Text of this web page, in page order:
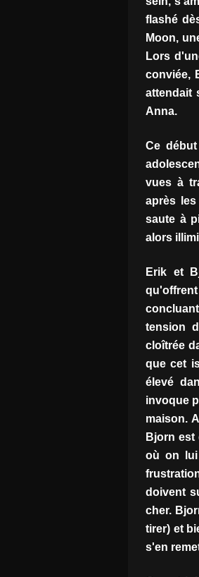
flashé
Moon,
Lors
conviée,
attendait
Anna.
Ce
vues à
après
saute à
alors
Erik et
tension
cloîtrée
que cet
élevé
invoque
maison.
Bjorn est
où on lui
doivent
cher.
tirer) et
s'en